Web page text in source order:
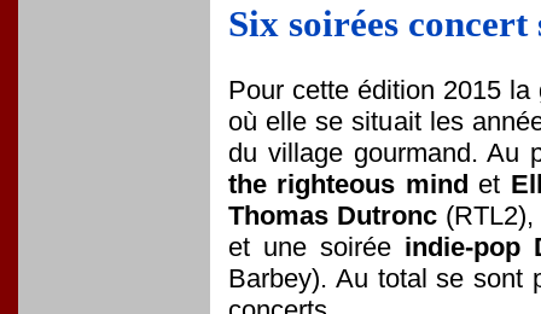
Six soirées
Pour cette édition 2015
où elle se situait les
du village gourmand. Au
the righteous mind et
Thomas Dutronc (RTL2),
et une soirée indie-pop
Barbey). Au total se sont